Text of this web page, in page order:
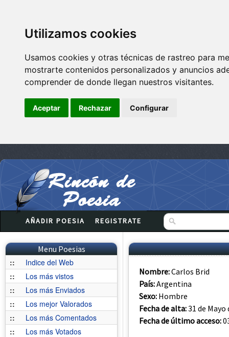
Utilizamos cookies
Usamos cookies y otras técnicas de rastreo para
mostrarte contenidos personalizados y anuncios
comprender de donde llegan nuestros visitantes.
Aceptar Rechazar Configurar
AÑADIR POESIA REGISTRATE
Menu Poesias
::
Indice del Web
::
Los más vistos
::
Los más Enviados
::
Los mejor Valorados
::
Los más Comentados
::
Los más Votados
Nombre:Carlos Brid
País:Argentina
Sexo: Hombre
Fecha de alta:31 de Mayo
Fecha de último acceso: